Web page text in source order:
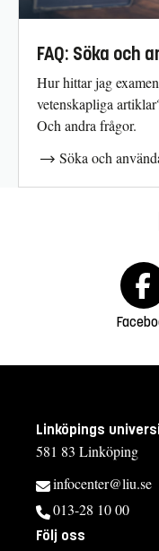
FAQ: Söka och
Hur hittar jag
vetenskapliga
Och andra frågor.
Söka och
Linköpings
581 83 Linköping
infocenter@liu.se
013-28 10 00
Följ oss